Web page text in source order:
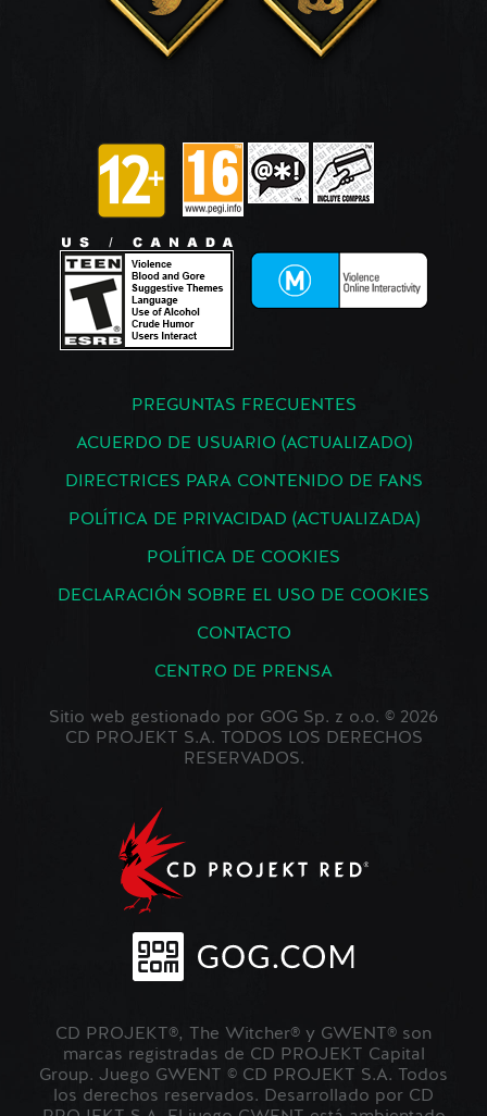
PREGUNTAS FRECUENTES
ACUERDO DE USUARIO (ACTUALIZADO)
DIRECTRICES PARA CONTENIDO DE FANS
POLÍTICA DE PRIVACIDAD (ACTUALIZADA)
POLÍTICA DE COOKIES
DECLARACIÓN SOBRE EL USO DE COOKIES
CONTACTO
CENTRO DE PRENSA
Sitio web gestionado por GOG Sp. z o.o. © 2026
CD PROJEKT S.A. TODOS LOS DERECHOS
RESERVADOS.
CD PROJEKT®, The Witcher® y GWENT® son
marcas registradas de CD PROJEKT Capital
Group. Juego GWENT © CD PROJEKT S.A. Todos
los derechos reservados. Desarrollado por CD